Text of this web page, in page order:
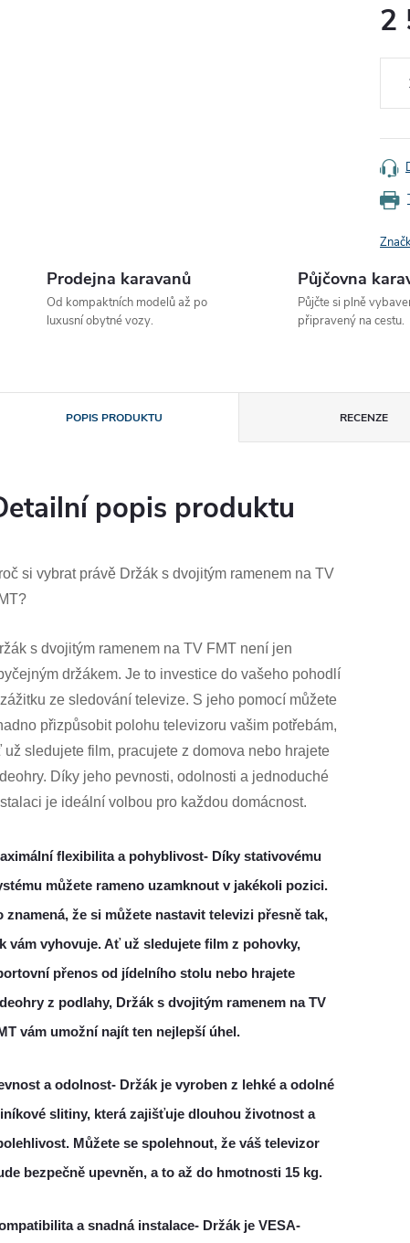
2
Prodejna karavanů
Od kompaktních modelů až po
luxusní obytné vozy.
Půjčovna
Půjčte si plně
připravený na cestu.
POPIS PRODUKTU RECENZE
popis produktu
si vybrat právě Držák s dvojitým ramenem na TV
s dvojitým ramenem na TV FMT není jen
držákem. Je to investice do vašeho pohodlí
ze sledování televize. S jeho pomocí můžete
přizpůsobit polohu televizoru vašim potřebám,
už sledujete film, pracujete z domova nebo hrajete
Díky jeho pevnosti, odolnosti a jednoduché
je ideální volbou pro každou domácnost.
flexibilita a pohyblivost- Díky stativovému
můžete rameno uzamknout v jakékoli pozici.
znamená, že si můžete nastavit televizi přesně tak,
vám vyhovuje. Ať už sledujete film z pohovky,
přenos od jídelního stolu nebo hrajete
z podlahy, Držák s dvojitým ramenem na TV
vám umožní najít ten nejlepší úhel.
a odolnost- Držák je vyroben z lehké a odolné
slitiny, která zajišťuje dlouhou životnost a
Můžete se spolehnout, že váš televizor
bezpečně upevněn, a to až do hmotnosti 15 kg.
a snadná instalace- Držák je VESA-